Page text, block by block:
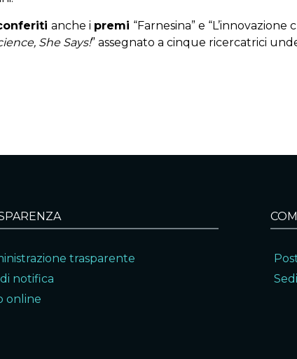
anche i premi “Farnesina” e “L’innovazione
She Says!” assegnato a cinque ricercatrici
trasparente
notifica
online